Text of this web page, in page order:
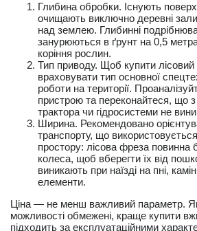
Глибина обробки. Існують
очищають виключно деревні
над землею. Глибинні
занурюються в ґрунт на 0,5
коріння рослин.
Тип приводу. Щоб купити лісовий
враховувати тип основної
роботи на території.
пристрою та переконайтеся, що
трактора чи гідросистеми не
Ширина. Рекомендовано
транспорту, що
простору: лісова фреза
колеса, щоб вберегти їх від
виникають при наїзді на пні,
елементи.
Ціна — не менш важливий параметр.
можливості обмежені, краще купити
підходить за експлуатаційними